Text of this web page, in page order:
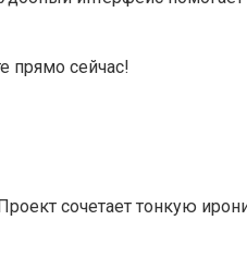
прямо сейчас!
сочетает тонкую